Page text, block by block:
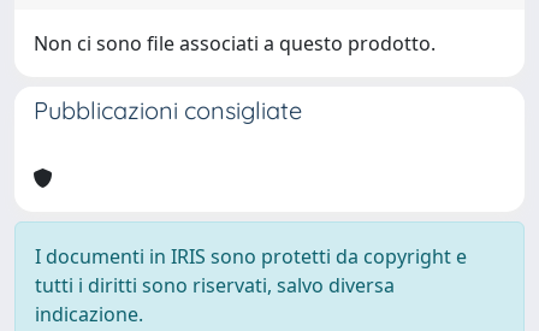
Non ci sono file associati a questo prodotto.
Pubblicazioni consigliate
I documenti in IRIS sono protetti da copyright e
tutti i diritti sono riservati, salvo diversa
indicazione.